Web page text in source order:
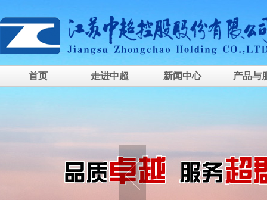
首页 走进中超 新闻中心 产品与